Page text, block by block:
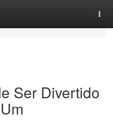
Ser Divertido